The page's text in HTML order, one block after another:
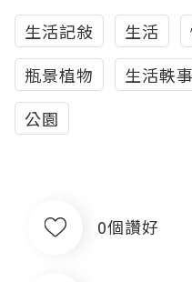
生活記敍 生活
瓶景植物
生活軼事
公園
0個讚好